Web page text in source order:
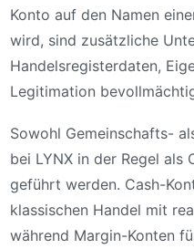
Konto auf den Namen
wird, sind zusätzliche
Handelsregisterdaten,
Legitimation
Sowohl Gemeinschafts-
bei LYNX in der Regel als
geführt werden. Cash-
klassischen Handel mit
während Margin-Konten